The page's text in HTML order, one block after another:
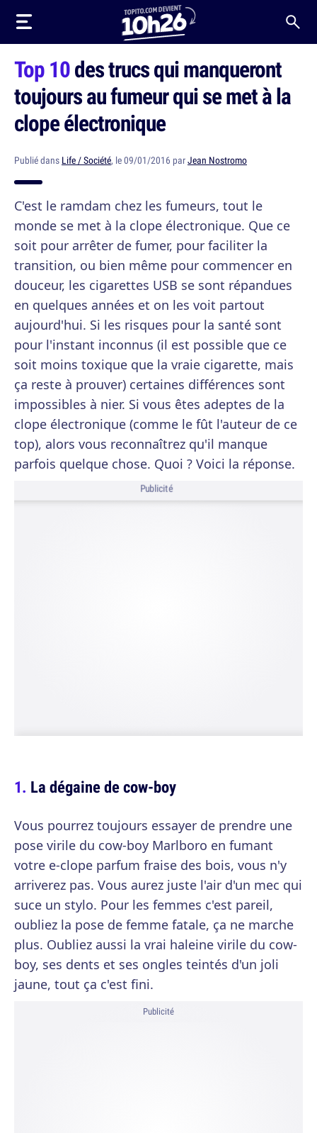
Top 10des trucs qui manqueront
toujours au fumeur qui se met à la
clope électronique
Publié dans Life / Société, le 09/01/2016 parJean Nostromo
C'est le ramdam chez les fumeurs, tout le
monde se met à la clope électronique. Que ce
soit pour arrêter de fumer, pour faciliter la
transition, ou bien même pour commencer en
douceur, les cigarettes USB se sont répandues
en quelques années et on les voit partout
aujourd'hui. Si les risques pour la santé sont
pour l'instant inconnus (il est possible que ce
soit moins toxique que la vraie cigarette, mais
ça reste à prouver) certaines différences sont
impossibles à nier. Si vous êtes adeptes de la
clope électronique (comme le fût l'auteur de ce
top), alors vous reconnaîtrez qu'il manque
parfois quelque chose. Quoi ? Voici la réponse.
Publicité
La dégaine de cow-boy
Vous pourrez toujours essayer de prendre une
pose virile du cow-boy Marlboro en fumant
votre e-clope parfum fraise des bois, vous n'y
arriverez pas. Vous aurez juste l'air d'un mec qui
suce un stylo. Pour les femmes c'est pareil,
oubliez la pose de femme fatale, ça ne marche
plus. Oubliez aussi la vrai haleine virile du cow-
boy, ses dents et ses ongles teintés d'un joli
jaune, tout ça c'est fini.
Publicité